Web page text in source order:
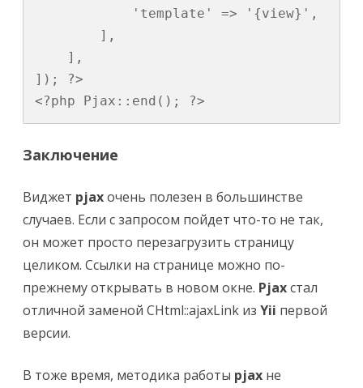
            'template' => '{view}',
        ],
    ],
]); ?>
<?php Pjax::end(); ?>
Заключение
Виджет pjaxочень полезен в большинстве
случаев. Если с запросом пойдет что-то не так,
он может просто перезагрузить страницу
целиком. Ссылки на странице можно по-
прежнему открывать в новом окне. Pjaxстал
отличной заменой CHtml::ajaxLink из Yii первой
версии.
В тоже время, методика работы pjax не